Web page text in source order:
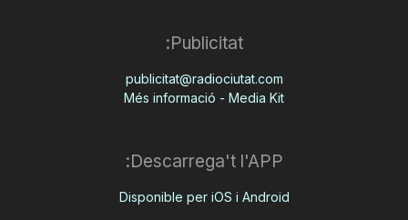
Publicitat:
publicitat@radiociutat.com
Més informació - Media Kit
Descarrega't l'APP:
Disponible per iOS i Android